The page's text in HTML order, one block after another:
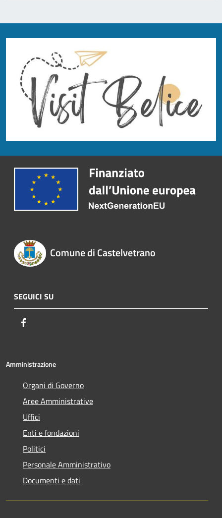
Comune di Castelvetrano
SEGUICI SU
Amministrazione
Organi di Governo
Aree Amministrative
Uffici
Enti e fondazioni
Politici
Personale Amministrativo
Documenti e dati